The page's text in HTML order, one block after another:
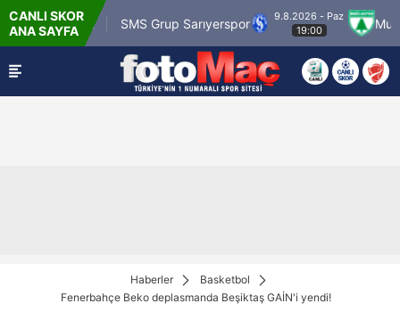
CANLI SKOR
ANA SAYFA
SMS Grup Sarıyerspor
9.8.2026 - Paz
19:00
Haberler
Basketbol
Fenerbahçe Beko deplasmanda Beşiktaş GAİN'i yendi!